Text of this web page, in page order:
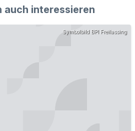
auch interessieren
Symbolbild BPI Freilassing